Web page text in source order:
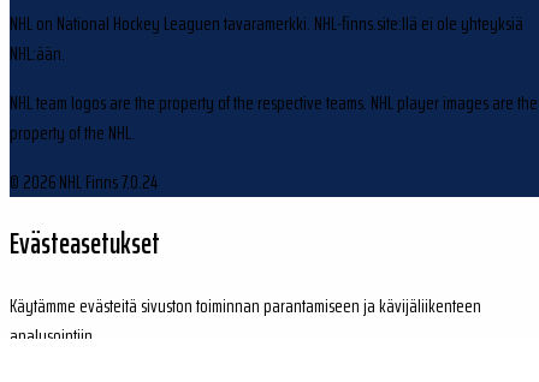
NHL on National Hockey Leaguen tavaramerkki. NHL-finns.site:llä ei ole yhteyksiä
NHL:ään.
NHL team logos are the property of the respective teams. NHL player images are the
property of the NHL.
© 2026 NHL Finns7.0.24
Evästeasetukset
Käytämme evästeitä sivuston toiminnan parantamiseen ja kävijäliikenteen
analysointiin.